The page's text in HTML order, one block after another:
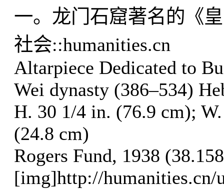
一。龙门石窟著名的《
社会::humanities.cn
Altarpiece Dedicated to
Wei dynasty (386–534)
H. 30 1/4 in. (76.9 cm);
(24.8 cm)
Rogers Fund, 1938
[img]http://